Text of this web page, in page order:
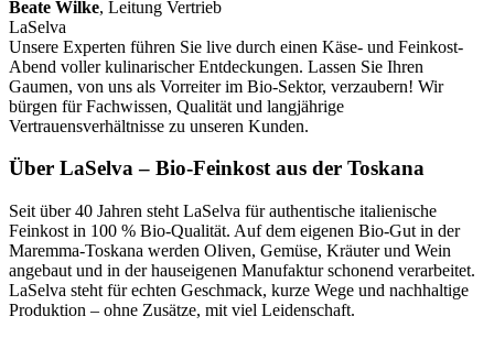
Beate Wilke, Leitung Vertrieb
LaSelva
Unsere Experten führen Sie live durch einen Käse- und Feinkost-
Abend voller kulinarischer Entdeckungen. Lassen Sie Ihren
Gaumen, von uns als Vorreiter im Bio-Sektor, verzaubern! Wir
bürgen für Fachwissen, Qualität und langjährige
Vertrauensverhältnisse zu unseren Kunden.
Über LaSelva – Bio-Feinkost aus der Toskana
Seit über 40 Jahren steht LaSelva für authentische italienische
Feinkost in 100 % Bio-Qualität. Auf dem eigenen Bio-Gut in der
Maremma-Toskana werden Oliven, Gemüse, Kräuter und Wein
angebaut und in der hauseigenen Manufaktur schonend verarbeitet.
LaSelva steht für echten Geschmack, kurze Wege und nachhaltige
Produktion – ohne Zusätze, mit viel Leidenschaft.